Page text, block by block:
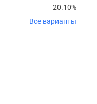
20.10%
Все варианты